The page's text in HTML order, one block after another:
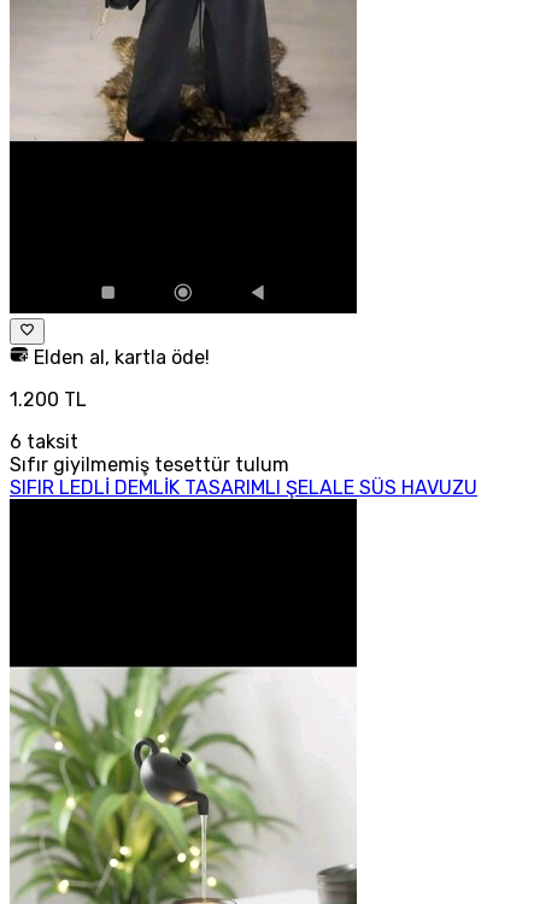
Elden al, kartla öde!
1.200 TL
6 taksit
Sıfır giyilmemiş tesettür tulum
SIFIR LEDLİ DEMLİK TASARIMLI ŞELALE SÜS HAVUZU